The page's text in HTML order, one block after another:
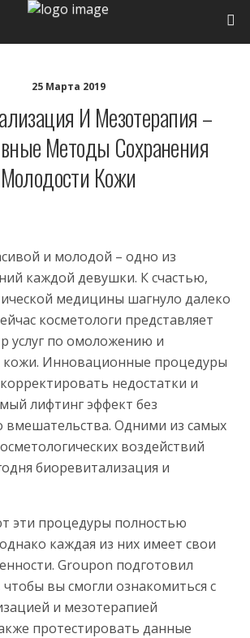
25 Марта 2019
И Мезотерапия –
Методы Сохранения
Молодости Кожи
и молодой – одно из
каждой девушки. К счастью,
медицины шагнуло далеко
косметологи представляет
услуг по омоложению и
Инновационные процедуры
недостатки и
лифтинг эффект без
вмешательства. Одними из самых
воздействий
биоревитализация и
эти процедуры полностью
каждая из них имеет свои
Groupon подготовил
вы смогли ознакомиться с
и мезотерапией
протестировать данные